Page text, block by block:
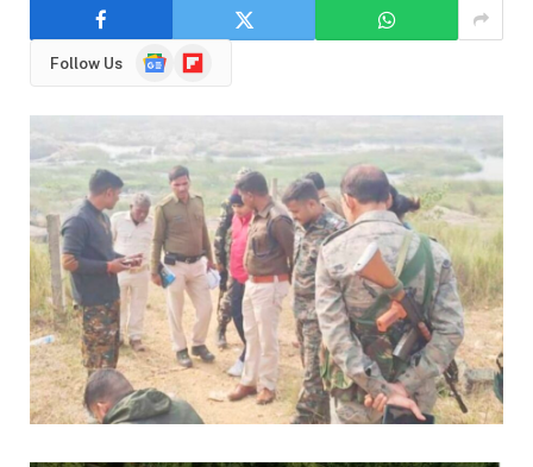
Follow Us
GoogleFlipboard